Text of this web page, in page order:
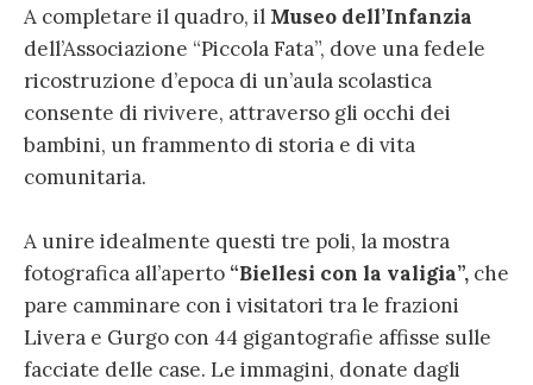
A completare il quadro, il Museo dell’Infanzia
dell’Associazione “Piccola Fata”, dove una fedele
ricostruzione d’epoca di un’aula scolastica
consente di rivivere, attraverso gli occhi dei
bambini, un frammento di storia e di vita
comunitaria.
A unire idealmente questi tre poli, la mostra
fotografica all’aperto “Biellesi con la valigia”, che
pare camminare con i visitatori tra le frazioni
Livera e Gurgo con 44 gigantografie affisse sulle
facciate delle case. Le immagini, donate dagli